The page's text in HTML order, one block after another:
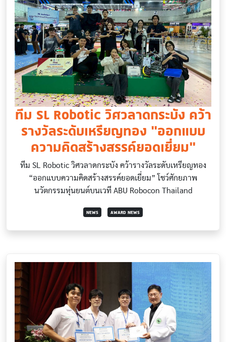
ทีม SL Robotic วิศวลาดกระบัง คว้า
รางวัลระดับเหรียญทอง “ออกแบบ
ความคิดสร้างสรรค์ยอดเยี่ยม”
ทีม SL Robotic วิศวลาดกระบัง คว้ารางวัลระดับเหรียญทอง
“ออกแบบความคิดสร้างสรรค์ยอดเยี่ยม” โชว์ศักยภาพ
นวัตกรรมหุ่นยนต์บนเวที ABU Robocon Thailand
NEWS AWARD NEWS